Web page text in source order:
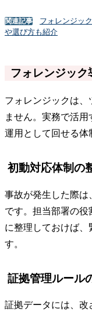
関連記事
フォレンジッ
や選び方も紹介
フォレンジッ
フォレンジックは、
ません。実務で活
運用として回せる体
初動対応体制の
事故が発生した際は
です。担当部署の
に整理しておけば、
す。
証拠管理ルール
証拠データには、改